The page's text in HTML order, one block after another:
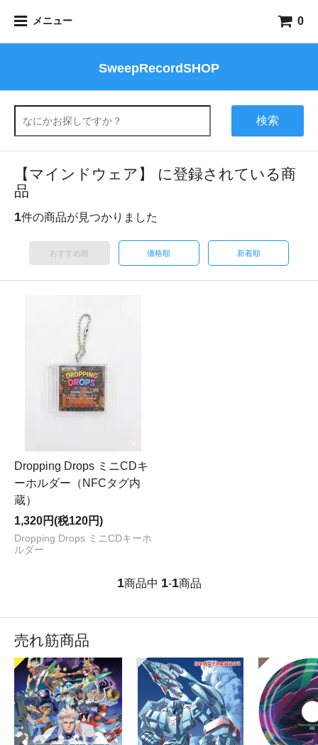
メニュー 0
SweepRecordSHOP
検索
【マインドウェア】 に登録されている商
品
1件の商品が見つかりました
おすすめ順 価格順 新着順
Dropping Drops ミニCDキ
ーホルダー（NFCタグ内
蔵）
1,320円(税120円)
Dropping Drops ミニCDキーホ
ルダー
1商品中 1-1商品
売れ筋商品